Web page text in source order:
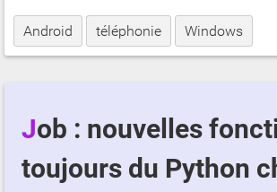
Android téléphonie Windows
Job : nouvelles fonctions et
toujours du Python